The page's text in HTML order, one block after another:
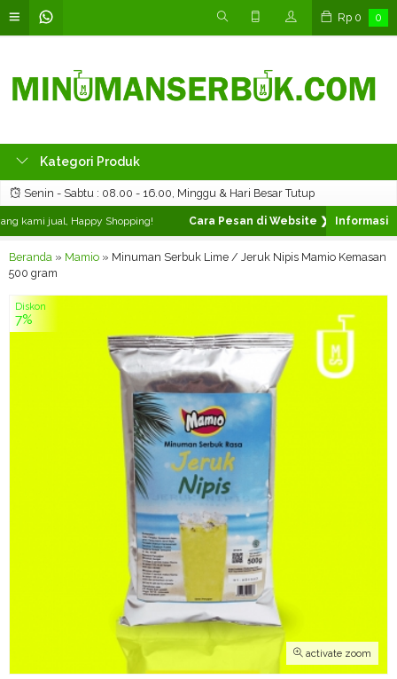
Rp 0 0
Kategori Produk
Senin - Sabtu : 08.00 - 16.00, Minggu & Hari Besar Tutup
kami jual, Happy Shopping! Cara Pesan di Website ❯ Silahkan pilih
Beranda » Mamio » Minuman Serbuk Lime / Jeruk Nipis Mamio Kemasan
500 gram
activate zoom
Diskon
7%